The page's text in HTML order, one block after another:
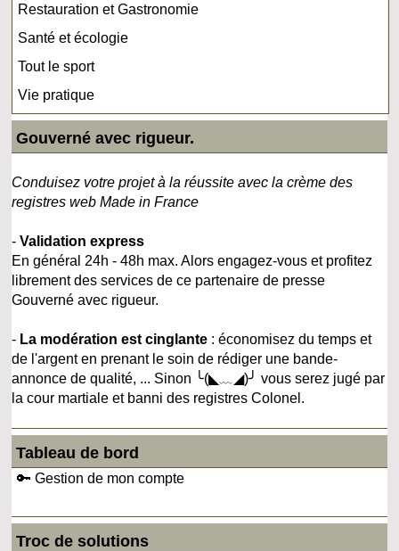
Restauration et Gastronomie
Santé et écologie
Tout le sport
Vie pratique
Gouverné avec rigueur.
Conduisez votre projet à la réussite avec la crème des
registres web Made in France
-Validation express
En général 24h - 48h max. Alors engagez-vous et profitez
librement des services de ce partenaire de presse
Gouverné avec rigueur.
- La modération est cinglante : économisez du temps et
de l'argent en prenant le soin de rédiger une bande-
annonce de qualité, ... Sinon ╰(◣﹏◢)╯ vous serez jugé par
la cour martiale et banni des registres Colonel.
Tableau de bord
🔑 Gestion de mon compte
Troc de solutions